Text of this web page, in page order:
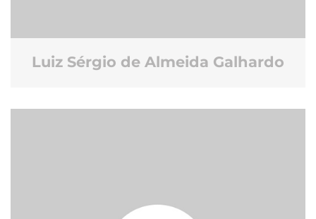
Luiz Sérgio de Almeida Galhardo